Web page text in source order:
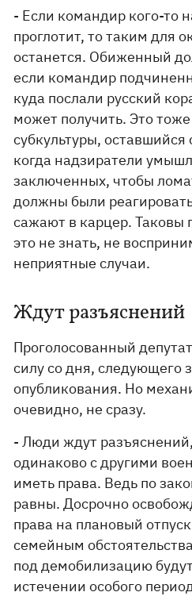
- Если командир кого-то
проглотит, то таким для
останется. Обиженный
если командир
куда послали русский
может получить. Это
субкультуры, оставшийся
когда надзиратели
заключенных, чтобы
должны были
сажают в карцер. Таковы
это не знать, не
неприятные случаи.
Ждут разъяснений
Проголосованный
силу со дня, следующего
опубликования. Но
очевидно, не сразу.
- Люди ждут
одинаково с другими
иметь права. Ведь по
равны. Досрочно
права на плановый
семейным
под демобилизацию
истечении особого